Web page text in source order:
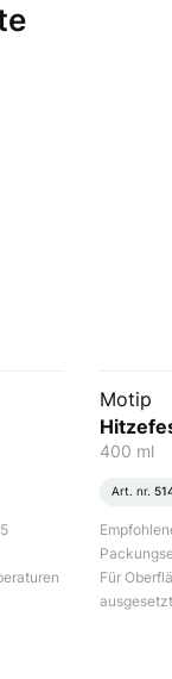
Motip
400 ml
Art. nr.
Für